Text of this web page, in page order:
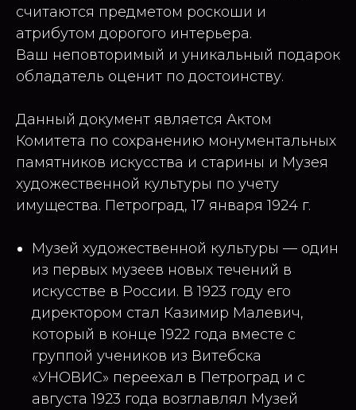
считаются предметом роскоши и
атрибутом дорогого интерьера.
Ваш неповторимый и уникальный подарок
обладатель оценит по достоинству.
Данный документ является Актом
Комитета по сохранению монументальных
памятников искусства и старины и Музея
художественной культуры по учету
имущества. Петроград, 17 января 1924 г.
Музей художественной культуры — один
из первых музеев новых течений в
искусстве в России. В 1923 году его
директором стал Казимир Малевич,
который в конце 1922 года вместе с
группой учеников из Витебска
«УНОВИС» переехал в Петроград и с
августа 1923 года возглавлял Музей